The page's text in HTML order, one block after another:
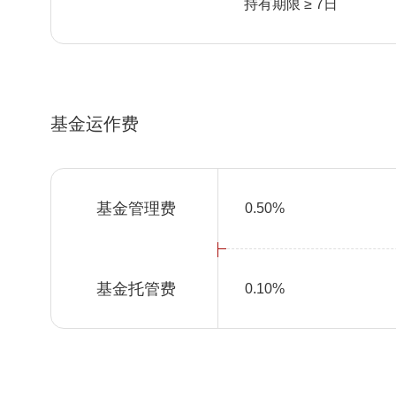
持有期限 ≥ 7日
基金运作费
基金管理费 0.50%
基金托管费 0.10%